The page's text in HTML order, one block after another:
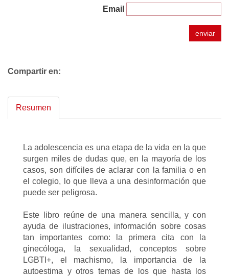
Email
enviar
Compartir en:
Resumen
La adolescencia es una etapa de la vida en la que
surgen miles de dudas que, en la mayoría de los
casos, son difíciles de aclarar con la familia o en
el colegio, lo que lleva a una desinformación que
puede ser peligrosa.
Este libro reúne de una manera sencilla, y con
ayuda de ilustraciones, información sobre cosas
tan importantes como: la primera cita con la
ginecóloga, la sexualidad, conceptos sobre
LGBTI+, el machismo, la importancia de la
autoestima y otros temas de los que hasta los